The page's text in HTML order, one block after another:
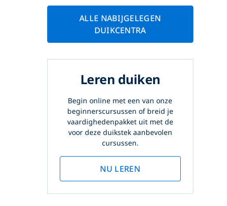
ALLE NABIJGELEGEN
DUIKCENTRA
Leren duiken
Begin online met een van onze
beginnerscursussen of breid je
vaardighedenpakket uit met de
voor deze duikstek aanbevolen
cursussen.
NU LEREN